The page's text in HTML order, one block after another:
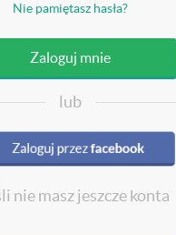
Nie pamiętasz hasła?
lub
nie masz jeszcze konta